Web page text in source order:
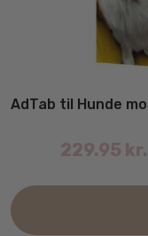
AdTab til Hunde
229.95 kr.